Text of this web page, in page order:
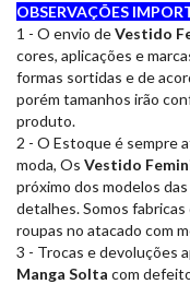
OBSERVAÇÕES
1 - O envio deVestido
cores, aplicações e
formas sortidas e de
porém tamanhos irão
produto.
2 - O Estoque é sempre
moda, Os Vestido
próximo dos modelos
detalhes. Somos
roupas no atacado com
3 - Trocas e devoluções
Manga Solta com